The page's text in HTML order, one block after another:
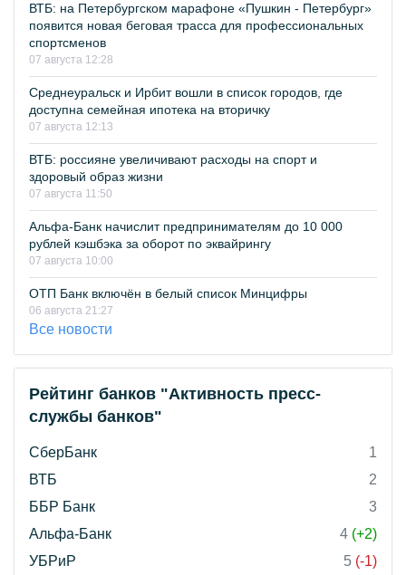
ВТБ: на Петербургском марафоне «Пушкин - Петербург»
появится новая беговая трасса для профессиональных
спортсменов
07 августа 12:28
Среднеуральск и Ирбит вошли в список городов, где
доступна семейная ипотека на вторичку
07 августа 12:13
ВТБ: россияне увеличивают расходы на спорт и
здоровый образ жизни
07 августа 11:50
Альфа-Банк начислит предпринимателям до 10 000
рублей кэшбэка за оборот по эквайрингу
07 августа 10:00
ОТП Банк включён в белый список Минцифры
06 августа 21:27
Все новости
Рейтинг банков "Активность пресс-
службы банков"
СберБанк
1
ВТБ
2
ББР Банк
3
Альфа-Банк
4 (+2)
УБРиР
5 (-1)